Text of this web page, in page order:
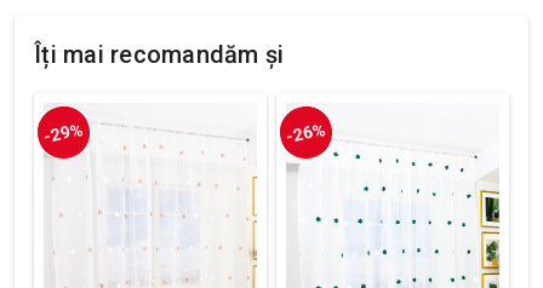
Îți mai recomandăm și
-29% -26%